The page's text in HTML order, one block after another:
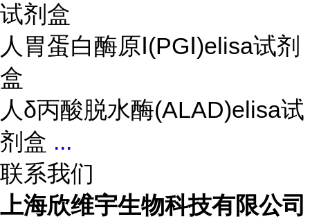
试剂盒
人胃蛋白酶原Ⅰ(PGⅠ)elisa试剂
盒
人δ丙酸脱水酶(ALAD)elisa试
剂盒 ...
联系我们
上海欣维宇生物科技有限公司